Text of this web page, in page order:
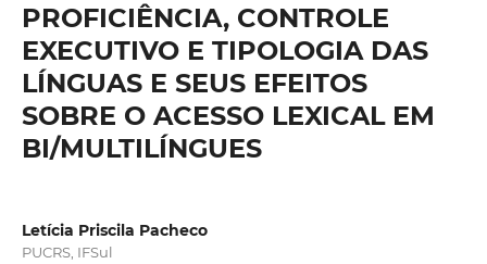
PROFICIÊNCIA, CONTROLE
EXECUTIVO E TIPOLOGIA DAS
LÍNGUAS E SEUS EFEITOS
SOBRE O ACESSO LEXICAL EM
BI/MULTILÍNGUES
Letícia Priscila Pacheco
PUCRS, IFSul